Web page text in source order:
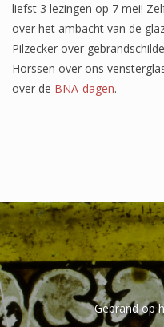
Publicaties
Over de onderzoeker
Literatuurlijst
liefst 3 lezingen op 7 mei!
over het ambacht van de
Pilzecker over
Horssen over ons
over de BNA-dagen.
Gebrand op